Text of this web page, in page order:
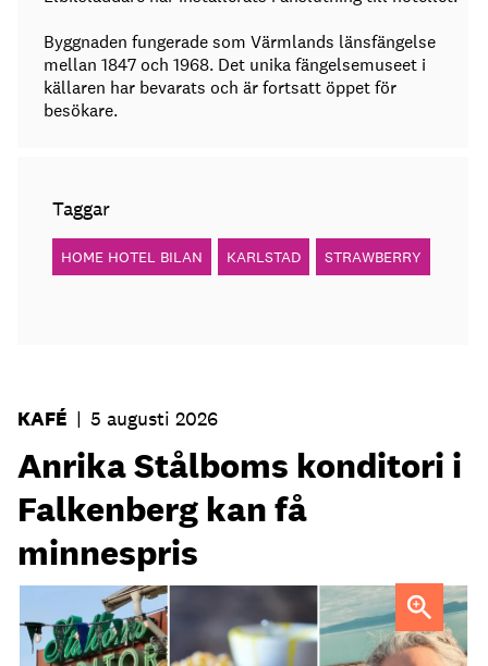
Byggnaden fungerade som Värmlands länsfängelse
mellan 1847 och 1968. Det unika fängelsemuseet i
källaren har bevarats och är fortsatt öppet för
besökare.
Taggar
HOME HOTEL BILAN KARLSTAD STRAWBERRY
KAFÉ | 5 augusti 2026
Anrika Stålboms konditori i
Falkenberg kan få
minnespris
Heléne och Micael Stålbom